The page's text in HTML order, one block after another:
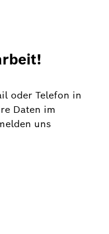
oder Telefon in
Daten im
uns